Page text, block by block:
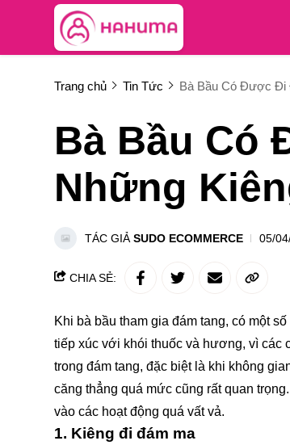
Trang chủ Tin Tức Bà Bầu Có Được Đi
Bà Bầu Có
Những
TÁC GIẢSUDO ECOMMERCE 05/
CHIA SẺ:
Khi bà bầu tham gia đám tang, có một
tiếp xúc với khói thuốc và hương, vì các
trong đám tang, đặc biệt là khi không
căng thẳng quá mức cũng rất quan
vào các hoạt động quá vất vả.
1. Kiêng đi đám ma